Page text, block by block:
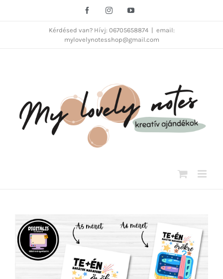
FacebookInstagramYouTube
Kérdésed van? Hívj: 06705658874
email:
mylovelynotesshop@gmail.com